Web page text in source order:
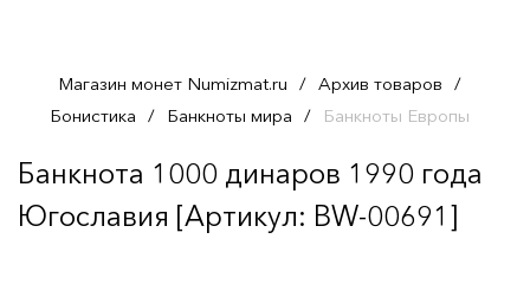
Магазин монет Numizmat.ru / Архив товаров /
Бонистика / Банкноты мира / Банкноты Европы
Банкнота 1000 динаров 1990 года
Югославия [Артикул: BW-00691]